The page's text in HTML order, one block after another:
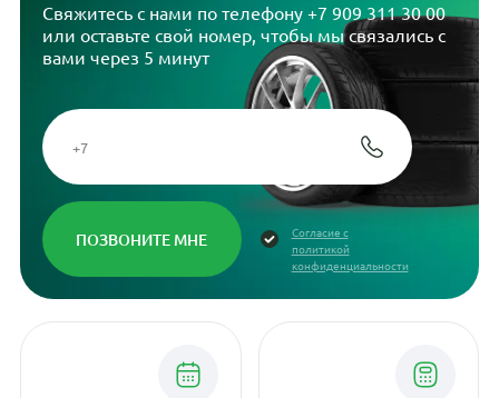
Свяжитесь с нами по телефону +7 909 311 30 00
или оставьте свой номер, чтобы мы связались с
вами через 5 минут
Согласие с
политикой
конфиденциальности